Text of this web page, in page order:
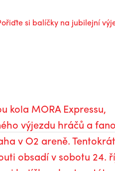
kola MORA Expressu,
výjezdu hráčů a
v O2 areně.
obsadí v sobotu 24.